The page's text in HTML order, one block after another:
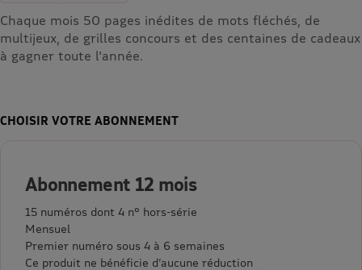
Chaque mois 50 pages inédites de mots fléchés, de
multijeux, de grilles concours et des centaines de cadeaux
à gagner toute l'année.
CHOISIR VOTRE ABONNEMENT
Abonnement 12 mois
15 numéros dont 4 n° hors-série
Mensuel
Premier numéro sous 4 à 6 semaines
Ce produit ne bénéficie d’aucune réduction